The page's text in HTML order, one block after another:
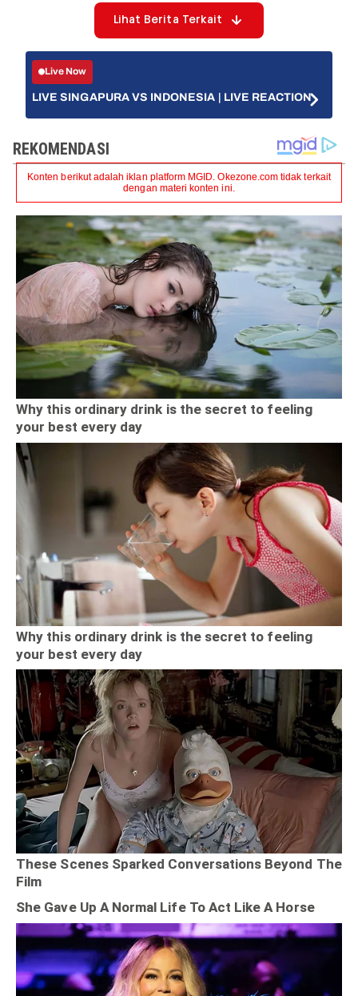
Lihat Berita Terkait
Live Now
LIVE SINGAPURA VS INDONESIA | LIVE REACTION